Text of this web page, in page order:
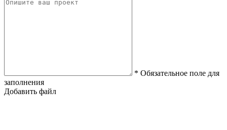
* Обязательное поле для
заполнения
Добавить файл